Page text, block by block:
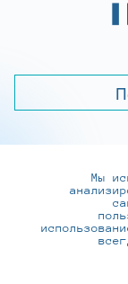
+7
127273, г.
Мы